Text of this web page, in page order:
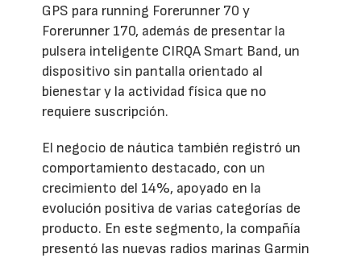
GPS para running Forerunner 70 y
Forerunner 170, además de presentar la
pulsera inteligente CIRQA Smart Band, un
dispositivo sin pantalla orientado al
bienestar y la actividad física que no
requiere suscripción.
El negocio de náutica también registró un
comportamiento destacado, con un
crecimiento del 14%, apoyado en la
evolución positiva de varias categorías de
producto. En este segmento, la compañía
presentó las nuevas radios marinas Garmin